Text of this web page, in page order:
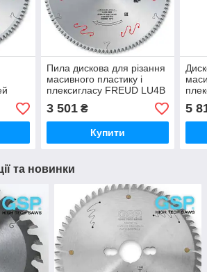
Пила дискова для різання
масивного пластику і
плексигласу FREUD LU4B
3 501₴
Купити
5
та новинки